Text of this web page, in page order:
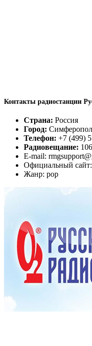
Контакты радиостанции
Страна: Россия
Город:
Телефон: +7 (499)
Радиовещание:
E-mail:
Официальный сайт:
Жанр: pop